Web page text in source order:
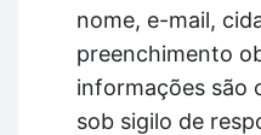
nome, e-mail,
preenchimento
informações são
sob sigilo de